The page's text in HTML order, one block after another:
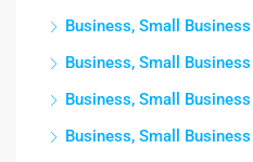
Business, Small Business
Business, Small Business
Business, Small Business
Business, Small Business